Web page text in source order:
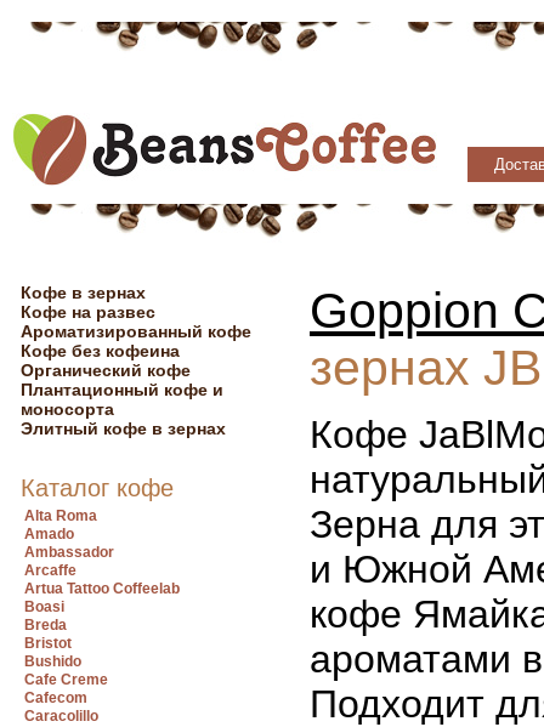
Кофе в зернах
Кофе на развес
Ароматизированный кофе
Кофе без кофеина
Органический кофе
Плантационный кофе и
моносорта
Элитный кофе в зернах
Каталог кофе
Alta Roma
Amado
Ambassador
Arcaffe
Artua Tattoo Coffeelab
Boasi
Breda
Bristot
Bushido
Cafe Creme
Cafecom
Caracolillo
Goppion
зернах
Кофе
Зерна для
и Южной
кофе
ароматами
Подходит